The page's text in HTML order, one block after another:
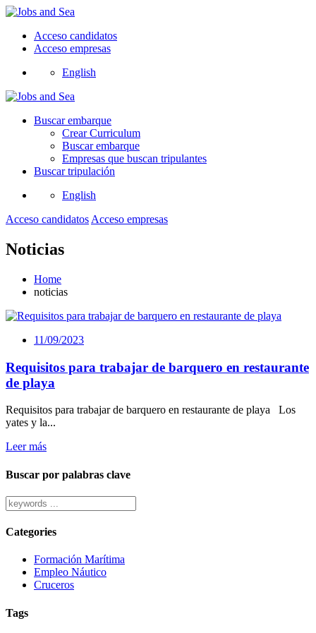
Acceso candidatos
Acceso empresas
English
Buscar embarque
Crear Curriculum
Buscar embarque
Empresas que buscan tripulantes
Buscar tripulación
English
Acceso candidatos Acceso empresas
Noticias
Home
noticias
11/09/2023
Requisitos para trabajar de barquero en restaurante
de playa
Requisitos para trabajar de barquero en restaurante de playa Los
yates y la...
Leer más
Buscar por palabras clave
Categories
Formación Marítima
Empleo Náutico
Cruceros
Tags